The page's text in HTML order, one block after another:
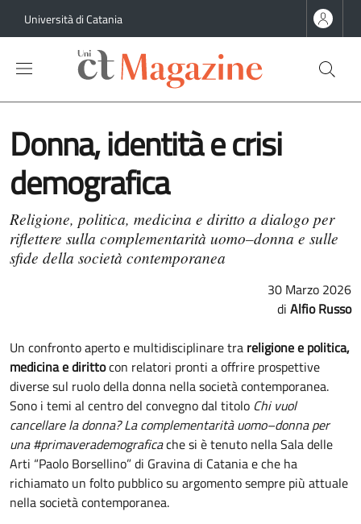
Università di Catania
Donna, identità e crisi
demografica
Religione, politica, medicina e diritto a dialogo per
riflettere sulla complementarità uomo–donna e sulle
sfide della società contemporanea
30 Marzo 2026
Alfio Russo
Un confronto aperto e multidisciplinare tra religione e politica,
medicina e dirittocon relatori pronti a offrire prospettive
diverse sul ruolo della donna nella società contemporanea.
Sono i temi al centro del convegno dal titolo Chi vuol
cancellare la donna? La complementarità uomo–donna per
una #primaverademograficache si è tenuto nella Sala delle
Arti “Paolo Borsellino” di Gravina di Catania e che ha
richiamato un folto pubblico su argomento sempre più attuale
nella società contemporanea.